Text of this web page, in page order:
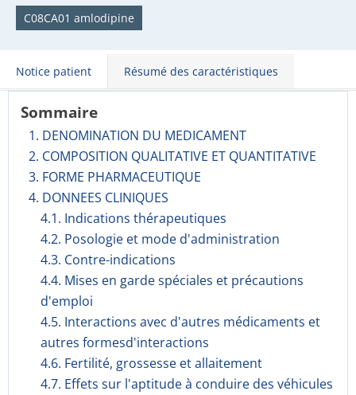
C08CA01 amlodipine
Notice patient Résumé des caractéristiques
Sommaire
1. DENOMINATION DU MEDICAMENT
2. COMPOSITION QUALITATIVE ET QUANTITATIVE
3. FORME PHARMACEUTIQUE
4. DONNEES CLINIQUES
4.1. Indications thérapeutiques
4.2. Posologie et mode d'administration
4.3. Contre-indications
4.4. Mises en garde spéciales et précautions
d'emploi
4.5. Interactions avec d'autres médicaments et
autres formesd'interactions
4.6. Fertilité, grossesse et allaitement
4.7. Effets sur l'aptitude à conduire des véhicules